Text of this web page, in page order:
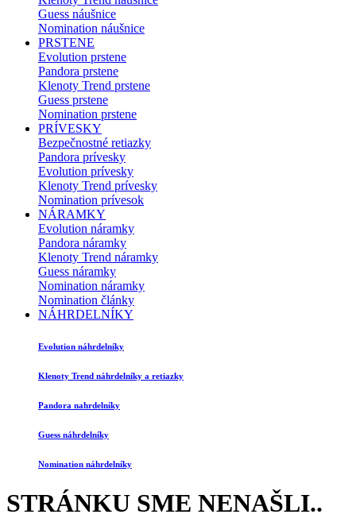
Guess náušnice
Nomination náušnice
PRSTENE
Evolution prstene
Pandora prstene
Klenoty Trend prstene
Guess prstene
Nomination prstene
PRÍVESKY
Bezpečnostné retiazky
Pandora prívesky
Evolution prívesky
Klenoty Trend prívesky
Nomination prívesok
NÁRAMKY
Evolution náramky
Pandora náramky
Klenoty Trend náramky
Guess náramky
Nomination náramky
Nomination články
NÁHRDELNÍKY
Evolution náhrdelníky
Klenoty Trend náhrdelníky a retiazky
Pandora nahrdelníky
Guess náhrdelníky
Nomination náhrdelníky
STRÁNKU SME NENAŠLI..